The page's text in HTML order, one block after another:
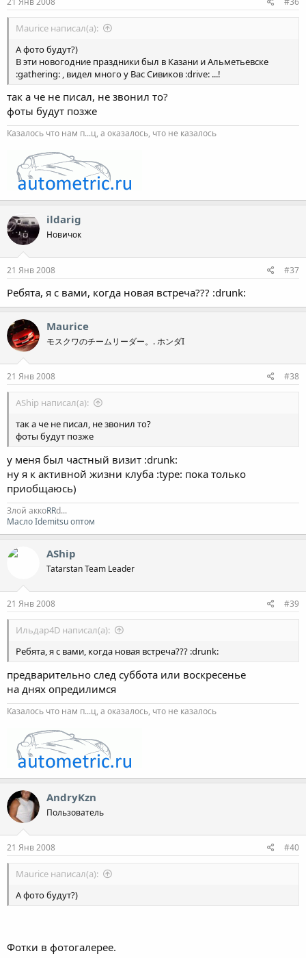
Maurice написал(а):
А фото будут?)
В эти новогодние праздники был в Казани и Альметьевске
:gathering: , видел много у Вас Сивиков :drive: ...!
так а че не писал, не звонил то?
фоты будут позже
Казалось что нам п...ц, а оказалось, что не казалось
ildarig
Новичок
21 Янв 2008 #37
Ребята, я с вами, когда новая встреча??? :drunk:
Maurice
モスクワのチームリーダー。. ホンダI
21 Янв 2008 #38
AShip написал(а):
так а че не писал, не звонил то?
фоты будут позже
у меня был частный визит :drunk:
ну я к активной жизни клуба :type: пока только
приобщаюсь)
Злой аккоRRd...
Масло Idemitsu оптом
AShip
Tatarstan Team Leader
21 Янв 2008 #39
Ильдар4D написал(а):
Ребята, я с вами, когда новая встреча??? :drunk:
предварительно след суббота или воскресенье
на днях опредилимся
Казалось что нам п...ц, а оказалось, что не казалось
AndryKzn
Пользователь
21 Янв 2008 #40
Maurice написал(а):
А фото будут?)
Фотки в фотогалерее.